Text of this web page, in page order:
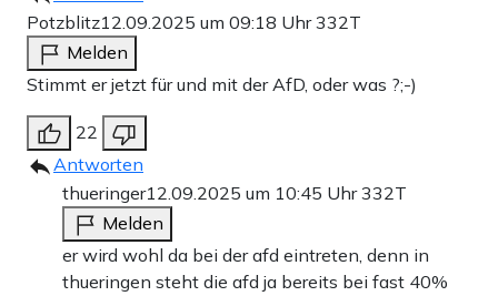
Potzblitz12.09.2025 um 09:18 Uhr332T
Melden
Stimmt er jetzt für und mit der AfD, oder was ?;-)
22
Antworten
thueringer12.09.2025 um 10:45 Uhr332T
Melden
er wird wohl da bei der afd eintreten, denn in
thueringen steht die afd ja bereits bei fast 40%